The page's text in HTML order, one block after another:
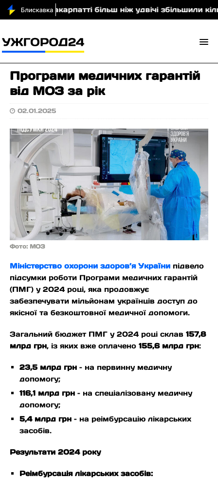
На Закарпатті більш ніж удвічі збільшили
Програми медичних гарантій
від МОЗ за рік
02.01.2025
Фото: МОЗ
Міністерство охорони здоров’я України підвело
підсумки роботи Програми медичних гарантій
(ПМГ) у 2024 році, яка продовжує
забезпечувати мільйонам українців доступ до
якісної та безкоштовної медичної допомоги.
Загальний бюджет ПМГ у 2024 році склав 157,8
млрд грн, із яких вже оплачено 155,6 млрд грн:
23,5 млрд грн – на первинну медичну
допомогу;
116,1 млрд грн – на спеціалізовану медичну
допомогу;
5,4 млрд грн – на реімбурсацію лікарських
засобів.
Результати 2024 року
Реімбурсація лікарських засобів: